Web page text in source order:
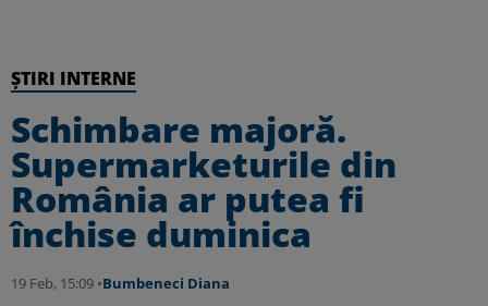
ȘTIRI INTERNE
Schimbare majoră.
Supermarketurile din
România ar putea fi
închise duminica
19 Feb, 15:09 •Bumbeneci Diana